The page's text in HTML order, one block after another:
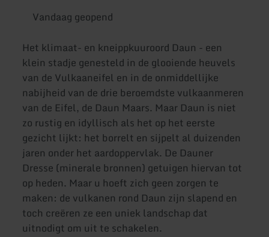
Vandaag geopend
Het klimaat- en kneippkuuroord Daun - een
klein stadje genesteld in de glooiende heuvels
van de Vulkaaneifel en in de onmiddellijke
nabijheid van de drie beroemdste vulkaanmeren
van de Eifel, de Daun Maars. Maar Daun is niet
zo rustig en idyllisch als het op het eerste
gezicht lijkt: het borrelt en sijpelt al duizenden
jaren onder het aardoppervlak. De Dauner
Dresse (minerale bronnen) getuigen hiervan tot
op heden. Maar u hoeft zich geen zorgen te
maken: de vulkanen rond Daun zijn slapend en
toch creëren ze een uniek landschap dat
uitnodigt om uit te schakelen.